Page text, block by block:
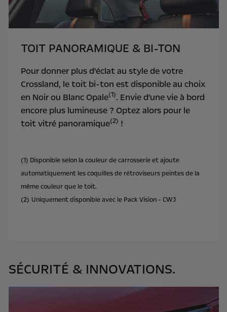
TOIT PANORAMIQUE & BI-TON
Pour donner plus d'éclat au style de votre
Crossland, le toit bi-ton est disponible au choix
en Noir ou Blanc Opale(1). Envie d'une vie à bord
encore plus lumineuse ? Optez alors pour le
toit vitré panoramique(2) !
(1) Disponible selon la couleur de carrosserie et ajoute
automatiquement les coquilles de rétroviseurs peintes de la
même couleur que le toit.
(2) Uniquement disponible avec le Pack Vision - CWJ
SÉCURITÉ & INNOVATIONS.